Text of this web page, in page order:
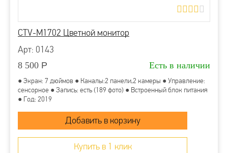
CTV-M1702 Цветной монитор
Арт: 0143
8 500 Р Есть в наличии
● Экран: 7 дюймов ● Каналы:2 панели,2 камеры ● Управление:
сенсорное ● Запись: есть (189 фото) ● Встроенный блок питания
● Год: 2019
Купить в 1 клик